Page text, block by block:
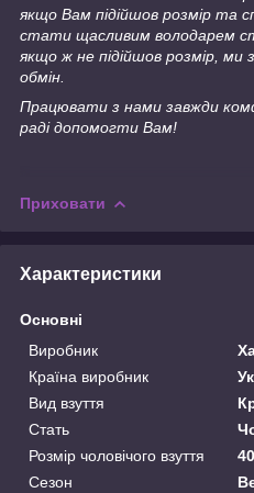
якщо Вам підійшов розмір та
стати щасливим володарем
якщо ж не підійшов розмір, ми
обмін.
Працювати з нами завжди
раді допомогти Вам!
Приховати
Характеристики
Основні
Виробник
Країна виробник
Вид взуття
Стать
Розмір чоловічого взуття
40
Сезон